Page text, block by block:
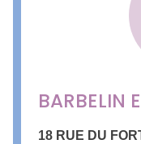
BARBELIN
18 RUE DU